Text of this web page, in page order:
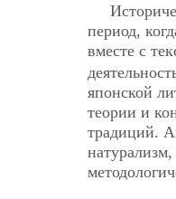
период,
вместе с
японской
теории и
традиций.